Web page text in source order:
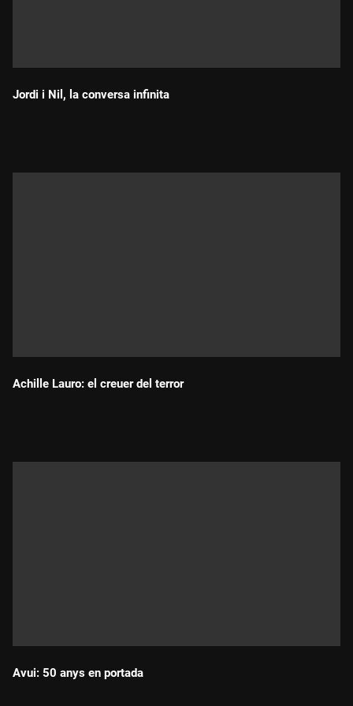
Jordi i Nil, la conversa infinita
Achille Lauro: el creuer del terror
Avui: 50 anys en portada